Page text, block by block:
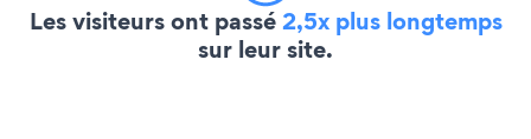
Les visiteurs ont passé2,5x plus longtemps
sur leur site.